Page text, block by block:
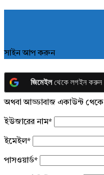
সাইন আপ করুন
জিমেইলথেকে লগইন করুন
অথবা আড্ডাবাজ একাউন্ট থেকে
ইউজারের নাম*
ইমেইল*
পাসওয়ার্ড*